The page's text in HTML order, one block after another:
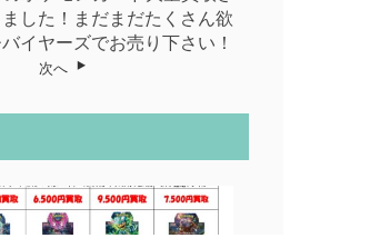
した！まだまだたくさん欲
イヤーズでお売り下さい！
次へ